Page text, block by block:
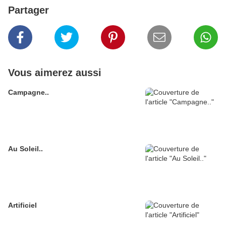
Partager
Vous aimerez aussi
Campagne..
Au Soleil..
Artificiel